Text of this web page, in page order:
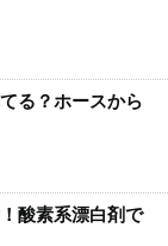
る？ホースから
酸素系漂白剤で